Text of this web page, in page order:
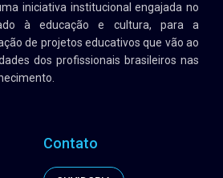
iniciativa institucional engajada no
à educação e cultura, para a
de projetos educativos que vão ao
dos profissionais brasileiros nas
Contato